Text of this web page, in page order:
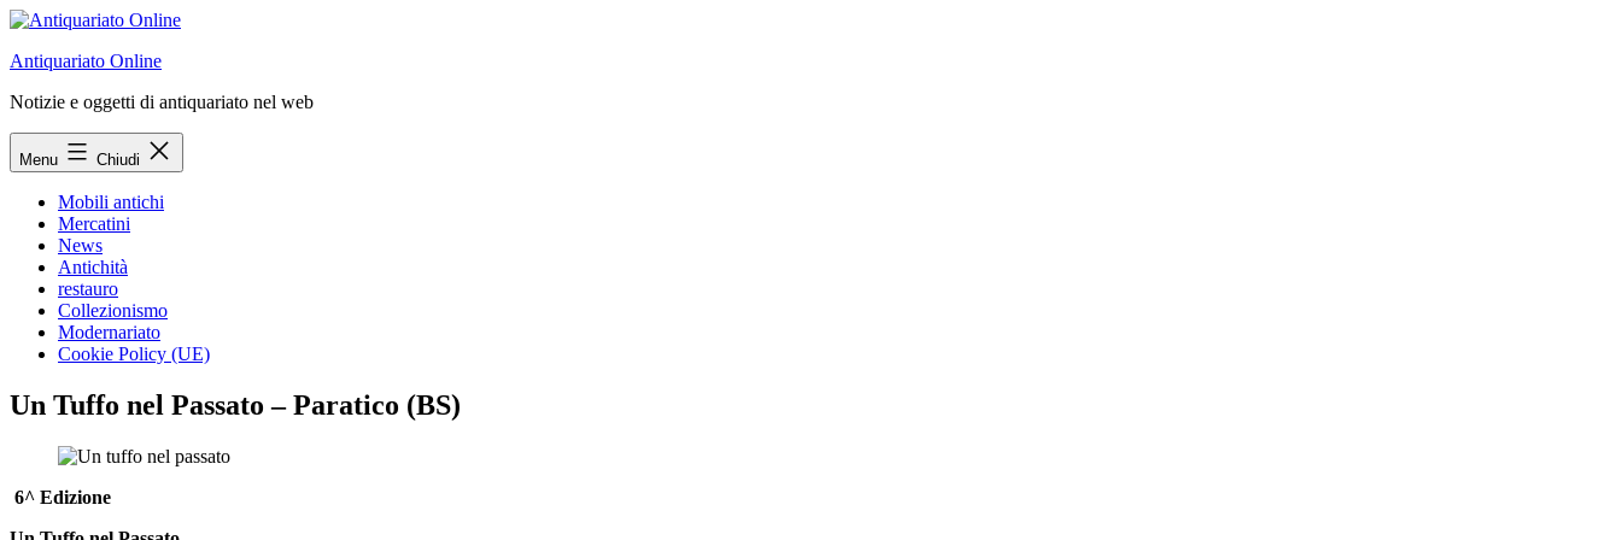
Salta
contenuto
Antiquariato Online
Notizie e oggetti di antiquariato nel web
Menu Chiudi
Mobili antichi
Mercatini
News
Antichità
restauro
Collezionismo
Modernariato
Cookie Policy (UE)
Un Tuffo nel Passato – Paratico (BS)
6^ Edizione